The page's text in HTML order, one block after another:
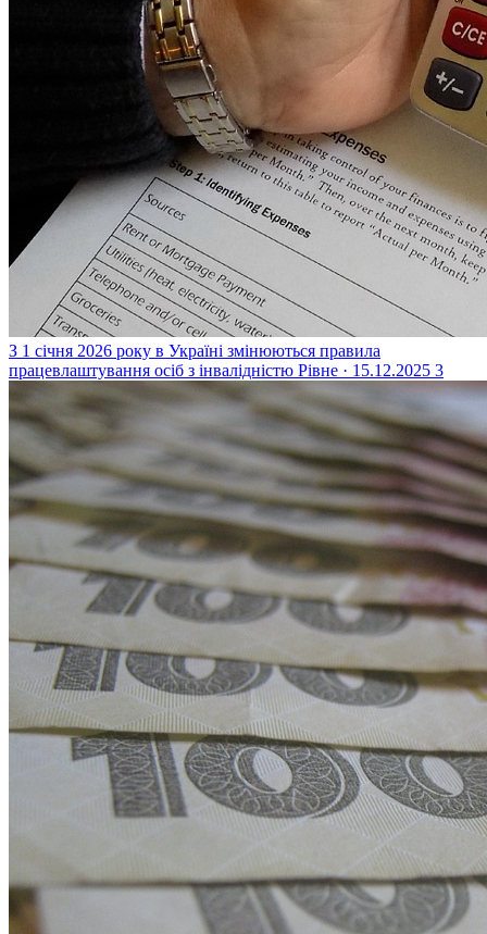
З 1 січня 2026 року в Україні змінюються правила
працевлаштування осіб з інвалідністю Рівне · 15.12.2025 3